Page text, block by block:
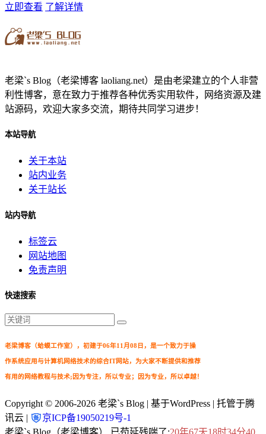
立即查看 了解详情
老梁`s Blog（老梁博客 laoliang.net）是由老梁建立的个人非营
利性博客，意在致力于推荐各种优秀实用软件，网络资源及建
站源码，欢迎大家多交流，期待共同学习进步！
本站导航
关于本站
站内业务
关于站长
站内导航
标签云
网站地图
免责声明
快速搜索
老梁博客（蛤蟆工作室），初建于06年11月08日，是一个致力于操
作系统应用与计算机网络技术的综合IT网站，为大家不断提供和推荐
有用的网络教程与技术;因为专注，所以专业；因为专业，所以卓越！
Copyright © 2006-2026 老梁`s Blog | 基于WordPress | 托管于腾
讯云 |
京ICP备19050219号-1
老梁`s Blog（老梁博客） 已苟延残喘了:20年67天18时34分41